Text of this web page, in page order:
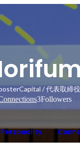
/ 代表取締役
3Followers
Personality